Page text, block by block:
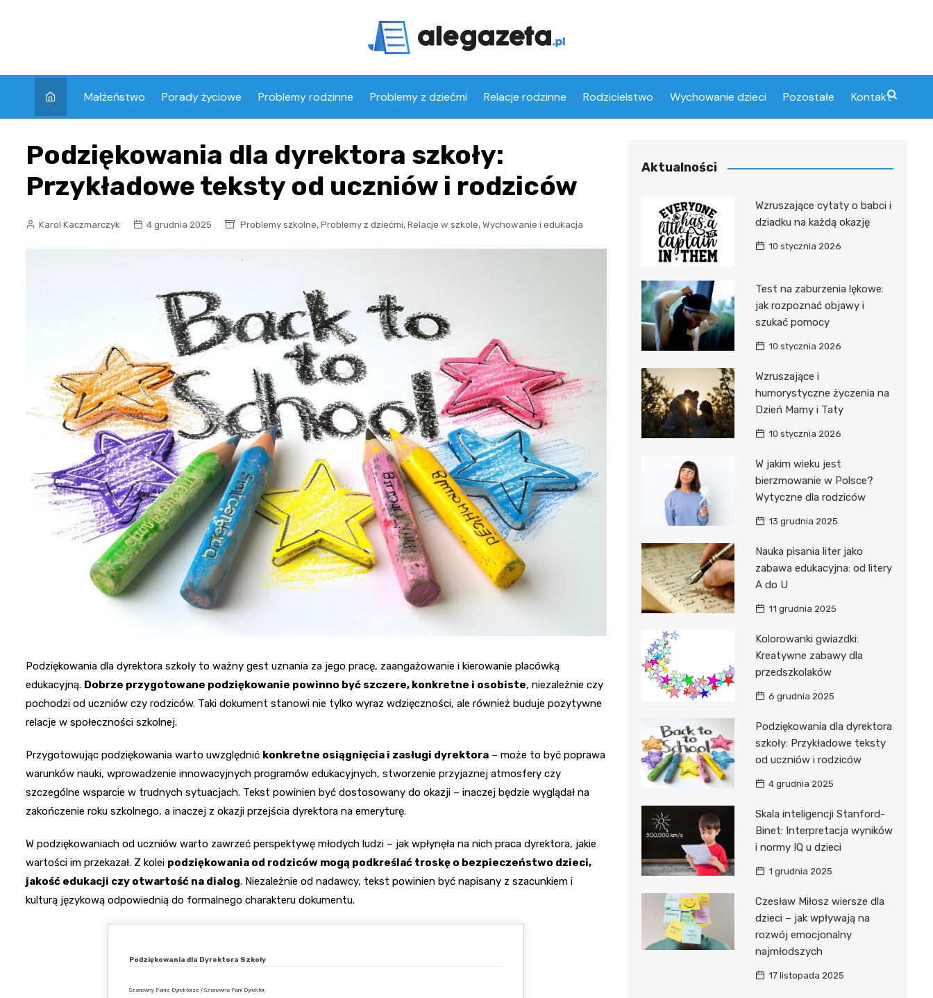
Małżeństwo Porady życiowe Problemy rodzinne Problemy z dziećmi Relacje rodzinne Rodzicielstwo Wychowanie dzieci Pozostałe Kontakt
Podziękowania dla dyrektora szkoły:
Przykładowe teksty od uczniów i rodziców
Karol Kaczmarczyk 4 grudnia 2025 Problemy szkolne, Problemy z dziećmi, Relacje w szkole, Wychowanie i edukacja
Podziękowania dla dyrektora szkoły to ważny gest uznania za jego pracę, zaangażowanie i kierowanie placówką
edukacyjną. Dobrze przygotowane podziękowanie powinno być szczere, konkretne i osobiste, niezależnie czy
pochodzi od uczniów czy rodziców. Taki dokument stanowi nie tylko wyraz wdzięczności, ale również buduje pozytywne
relacje w społeczności szkolnej.
Przygotowując podziękowania warto uwzględnić konkretne osiągnięcia i zasługi dyrektora – może to być poprawa
warunków nauki, wprowadzenie innowacyjnych programów edukacyjnych, stworzenie przyjaznej atmosfery czy
szczególne wsparcie w trudnych sytuacjach. Tekst powinien być dostosowany do okazji – inaczej będzie wyglądał na
zakończenie roku szkolnego, a inaczej z okazji przejścia dyrektora na emeryturę.
W podziękowaniach od uczniów warto zawrzeć perspektywę młodych ludzi – jak wpłynęła na nich praca dyrektora, jakie
wartości im przekazał. Z kolei podziękowania od rodziców mogą podkreślać troskę o bezpieczeństwo dzieci,
jakość edukacji czy otwartość na dialog. Niezależnie od nadawcy, tekst powinien być napisany z szacunkiem i
kulturą językową odpowiednią do formalnego charakteru dokumentu.
Podziękowania dla Dyrektora Szkoły
Szanowny Panie Dyrektorze / Szanowna Pani Dyrektor,
Aktualności
Wzruszające cytaty o babci i
dziadku na każdą okazję
10 stycznia 2026
Test na zaburzenia lękowe:
jak rozpoznać objawy i
szukać pomocy
10 stycznia 2026
Wzruszające i
humorystyczne życzenia na
Dzień Mamy i Taty
10 stycznia 2026
W jakim wieku jest
bierzmowanie w Polsce?
Wytyczne dla rodziców
13 grudnia 2025
Nauka pisania liter jako
zabawa edukacyjna: od litery
A do U
11 grudnia 2025
Kolorowanki gwiazdki:
Kreatywne zabawy dla
przedszkolaków
6 grudnia 2025
Podziękowania dla dyrektora
szkoły: Przykładowe teksty
od uczniów i rodziców
4 grudnia 2025
Skala inteligencji Stanford-
Binet: Interpretacja wyników
i normy IQ u dzieci
1 grudnia 2025
Czesław Miłosz wiersze dla
dzieci – jak wpływają na
rozwój emocjonalny
najmłodszych
17 listopada 2025